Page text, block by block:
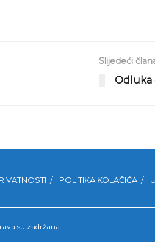
Slijedeći
Odluka
POLITIKA KOLAČIĆA
su zadržana